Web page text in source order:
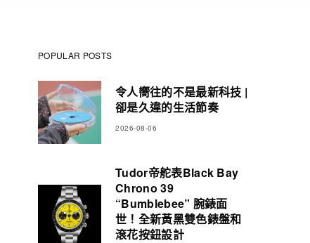
POPULAR POSTS
令人嚮往的不是最新科技 |
卻是久違的生活節奏
2026-08-06
Tudor帝舵表Black Bay
Chrono 39
“Bumblebee” 腕錶面
世！全新黃黑雙色錶盤和
滾花按鈕設計